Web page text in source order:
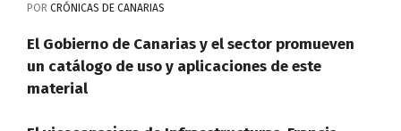
POR CRÓNICAS DE CANARIAS
El Gobierno de Canarias y el sector promueven
un catálogo de uso y aplicaciones de este
material